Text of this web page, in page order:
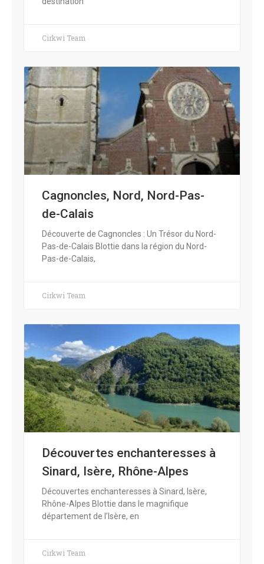
Cirkwi Team
Cagnoncles, Nord, Nord-Pas-
de-Calais
Découverte de Cagnoncles : Un Trésor du Nord-
Pas-de-Calais Blottie dans la région du Nord-
Pas-de-Calais,
Cirkwi Team
Découvertes enchanteresses à
Sinard, Isère, Rhône-Alpes
Découvertes enchanteresses à Sinard, Isère,
Rhône-Alpes Blottie dans le magnifique
département de l’Isère, en
Cirkwi Team